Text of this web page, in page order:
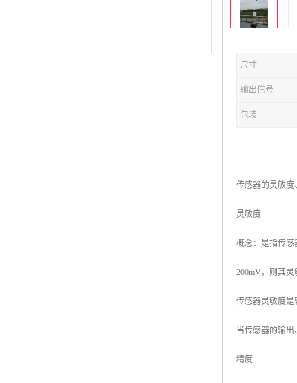
尺寸
输出信号
包装
传感器的灵敏度
灵敏度
概念：是指传
200mV，则其灵
传感器灵敏度
当传感器的输
精度